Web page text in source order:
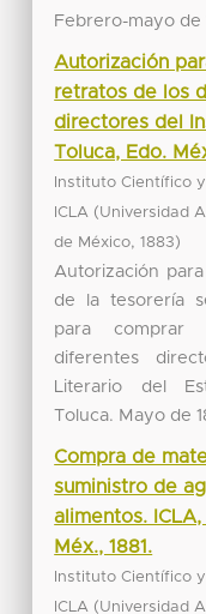
Febrero-mayo de
Autorización
retratos de los
directores del
Toluca, Edo.
Instituto Científico
ICLA (Universidad
de México,1883)
Autorización
de la tesorería
para
diferentes
Literario del
Toluca. Mayo de
Compra de
suministro de
alimentos.
Méx., 1881.
Instituto Científico
ICLA (Universidad